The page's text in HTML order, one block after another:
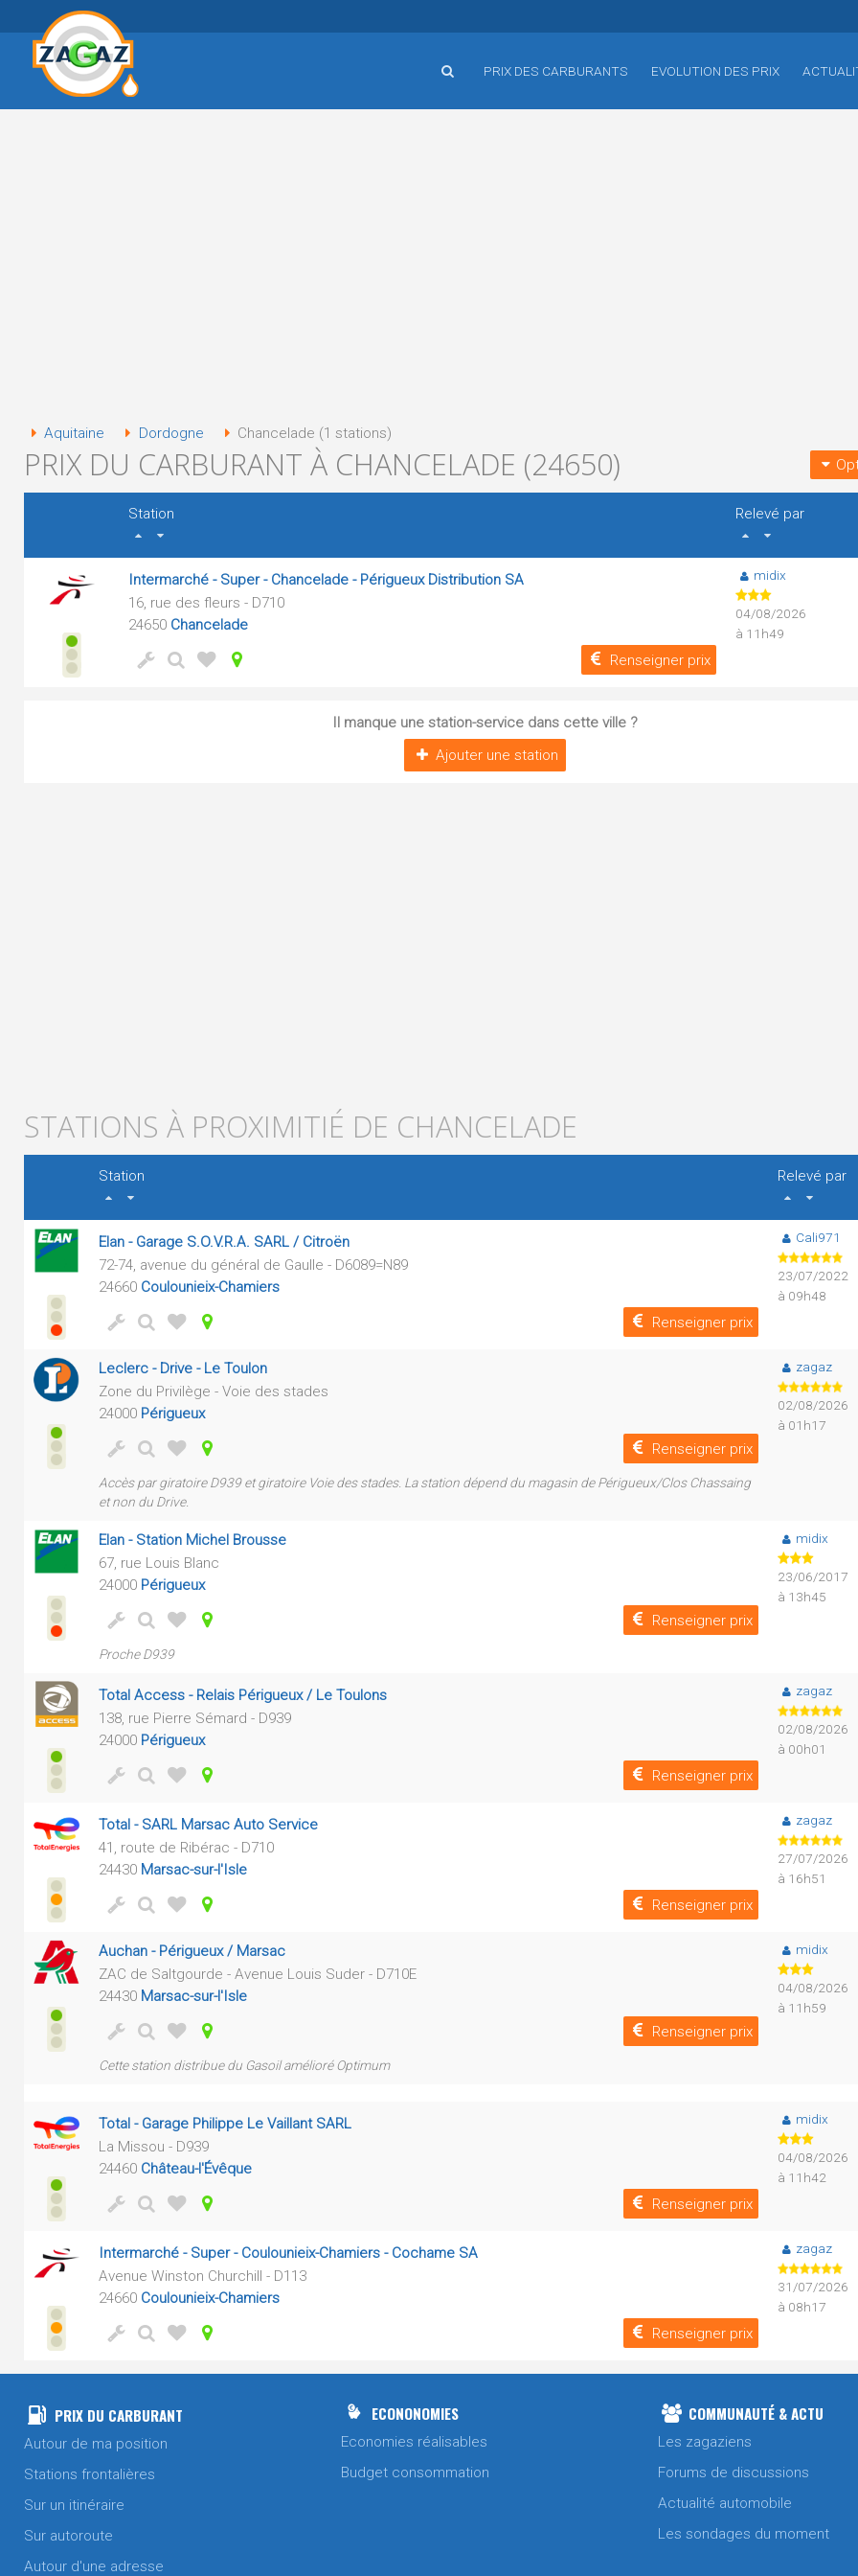
PRIX DES CARBURANTS EVOLUTION DES PRIX
Aquitaine Dordogne Chancelade (1 stations)
PRIX DU CARBURANT À CHANCELADE (24650)
Station
Relevé par
Intermarché - Super - Chancelade - Périgueux Distribution SA
16, rue des fleurs - D710
24650 Chancelade
Renseigner prix
midix
04/08/2026
à 11h49
Il manque une station-service dans cette ville ?
Ajouter une station
STATIONS À PROXIMITIÉ DE CHANCELADE
Station
Relevé par
Elan - Garage S.O.V.R.A. SARL / Citroën
72-74, avenue du général de Gaulle - D6089=N89
24660 Coulounieix-Chamiers
Renseigner prix
Cali971
23/07/2022
à 09h48
Leclerc - Drive - Le Toulon
Zone du Privilège - Voie des stades
24000 Périgueux
Renseigner prix
Accès par giratoire D939 et giratoire Voie des stades. La station dépend du magasin de Périgueux/Clos Chassaing
et non du Drive.
zagaz
02/08/2026
à 01h17
Elan - Station Michel Brousse
67, rue Louis Blanc
24000 Périgueux
Renseigner prix
Proche D939
midix
23/06/2017
à 13h45
Total Access - Relais Périgueux / Le Toulons
138, rue Pierre Sémard - D939
24000 Périgueux
Renseigner prix
zagaz
02/08/2026
à 00h01
Total - SARL Marsac Auto Service
41, route de Ribérac - D710
24430 Marsac-sur-l'Isle
Renseigner prix
zagaz
27/07/2026
à 16h51
Auchan - Périgueux / Marsac
ZAC de Saltgourde - Avenue Louis Suder - D710E
24430 Marsac-sur-l'Isle
Renseigner prix
Cette station distribue du Gasoil amélioré Optimum
midix
04/08/2026
à 11h59
Total - Garage Philippe Le Vaillant SARL
La Missou - D939
24460 Château-l'Évêque
Renseigner prix
midix
04/08/2026
à 11h42
Intermarché - Super - Coulounieix-Chamiers - Cochame SA
Avenue Winston Churchill - D113
24660 Coulounieix-Chamiers
Renseigner prix
zagaz
31/07/2026
à 08h17
PRIX DU CARBURANT
Autour de ma position
Stations frontalières
Sur un itinéraire
Sur autoroute
Autour d'une adresse
ECONONOMIES
Economies réalisables
Budget consommation
COMMUNAUTÉ & ACTU
Les zagaziens
Forums de discussions
Actualité automobile
Les sondages du moment